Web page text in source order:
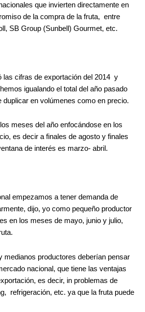
que invierten directamente en
de la compra de la fruta, entre
SB Group (Sunbell) Gourmet, etc.
las cifras de exportación del 2014 y
igualando el total del año pasado
en volúmenes como en precio.
meses del año enfocándose en los
es decir a finales de agosto y finales
de interés es marzo- abril.
empezamos a tener demanda de
dijo, yo como pequeño productor
en los meses de mayo, junio y julio,
medianos productores deberían pensar
nacional, que tiene las ventajas
es decir, in problemas de
refrigeración, etc. ya que la fruta puede